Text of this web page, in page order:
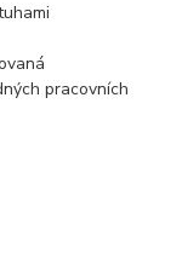
pracovních